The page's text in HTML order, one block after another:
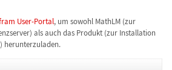
User-Portal, um sowohl MathLM (zur
als auch das Produkt (zur Installation
herunterzuladen.